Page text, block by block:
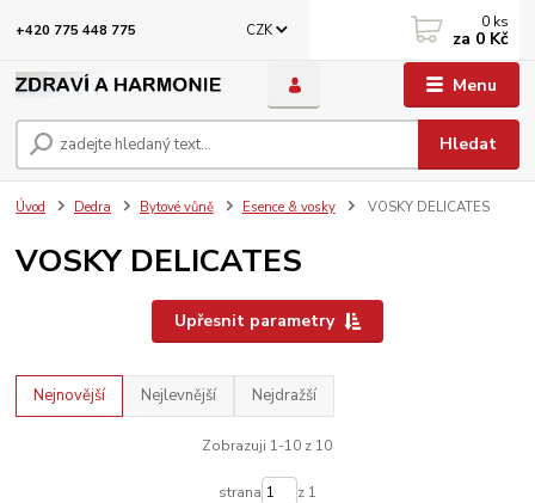
Menu
CZK
Hledat
+420 775 448 775 0 ks
za 0 Kč
Úvod Dedra Bytové vůně Esence & vosky VOSKY DELICATES
VOSKY DELICATES
Upřesnit parametry
Nejnovější Nejlevnější Nejdražší
Zobrazuji 1-10 z 10
strana z 1